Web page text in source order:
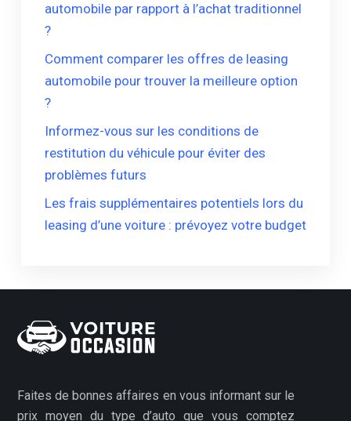
automobile par rapport à l’achat traditionnel
?
Comment comparer les offres de leasing
automobile pour trouver la meilleure option
?
Informez-vous sur les conditions de
restitution du véhicule pour éviter des
problèmes futurs
Les frais supplémentaires potentiels lors du
leasing d’une voiture : prévoyez votre budget
Faites de bonnes affaires en vous informant sur le
prix moyen du type d’auto que vous comptez